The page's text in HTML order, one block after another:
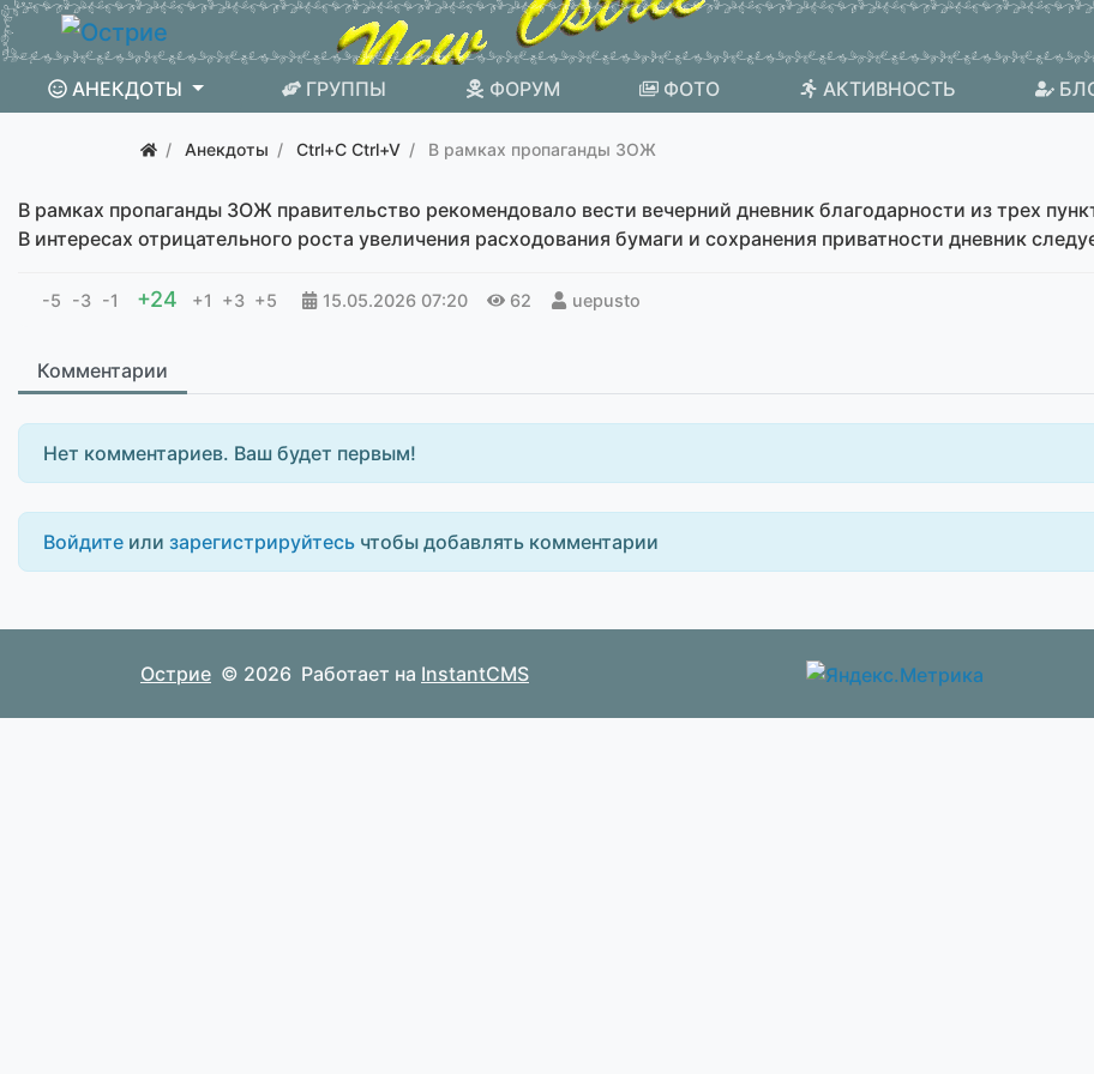
АНЕКДОТЫ ГРУППЫ ФОРУМ ФОТО АКТИВНОСТЬ
Анекдоты Ctrl+C Ctrl+V В рамках пропаганды ЗОЖ
В рамках пропаганды ЗОЖ правительство рекомендовало вести вечерний дневник благодарности из трех
В интересах отрицательного роста увеличения расходования бумаги и сохранения приватности дневник
-5 -3 -1 +24 +1 +3 +5 15.05.2026 07:20 62 uepusto
Комментарии
Нет комментариев. Ваш будет первым!
Войдите или зарегистрируйтесь чтобы добавлять комментарии
Острие © 2026 Работает на InstantCMS